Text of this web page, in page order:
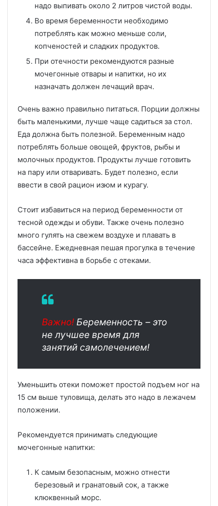
надо выпивать около 2 литров чистой воды.
Во время беременности необходимо
потреблять как можно меньше соли,
копченостей и сладких продуктов.
При отечности рекомендуются разные
мочегонные отвары и напитки, но их
назначать должен лечащий врач.
Очень важно правильно питаться. Порции должны
быть маленькими, лучше чаще садиться за стол.
Еда должна быть полезной. Беременным надо
потреблять больше овощей, фруктов, рыбы и
молочных продуктов. Продукты лучше готовить
на пару или отваривать. Будет полезно, если
ввести в свой рацион изюм и курагу.
Стоит избавиться на период беременности от
тесной одежды и обуви. Также очень полезно
много гулять на свежем воздухе и плавать в
бассейне. Ежедневная пешая прогулка в течение
часа эффективна в борьбе с отеками.
Важно! Беременность – это
не лучшее время для
занятий самолечением!
Уменьшить отеки поможет простой подъем ног на
15 см выше туловища, делать это надо в лежачем
положении.
Рекомендуется принимать следующие
мочегонные напитки:
К самым безопасным, можно отнести
березовый и гранатовый сок, а также
клюквенный морс.